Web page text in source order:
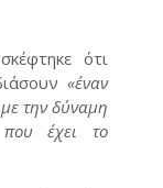
ότι
«έναν
την δύναμη
έχει το